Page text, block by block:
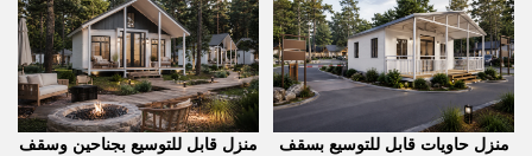
منزل حاويات قابل للتوسيع بسقف
منزل قابل للتوسيع بجناحين وسقف